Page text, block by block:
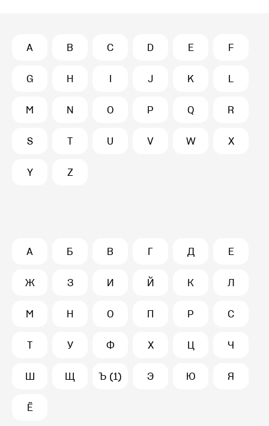
A B C D E F
G H I J K L
M N O P Q R
S T U V W X
Y Z
А Б В Г Д Е
Ж З И Й К Л
М Н О П Р С
Т У Ф Х Ц Ч
Ш Щ Ъ (1) Э Ю Я
Ё